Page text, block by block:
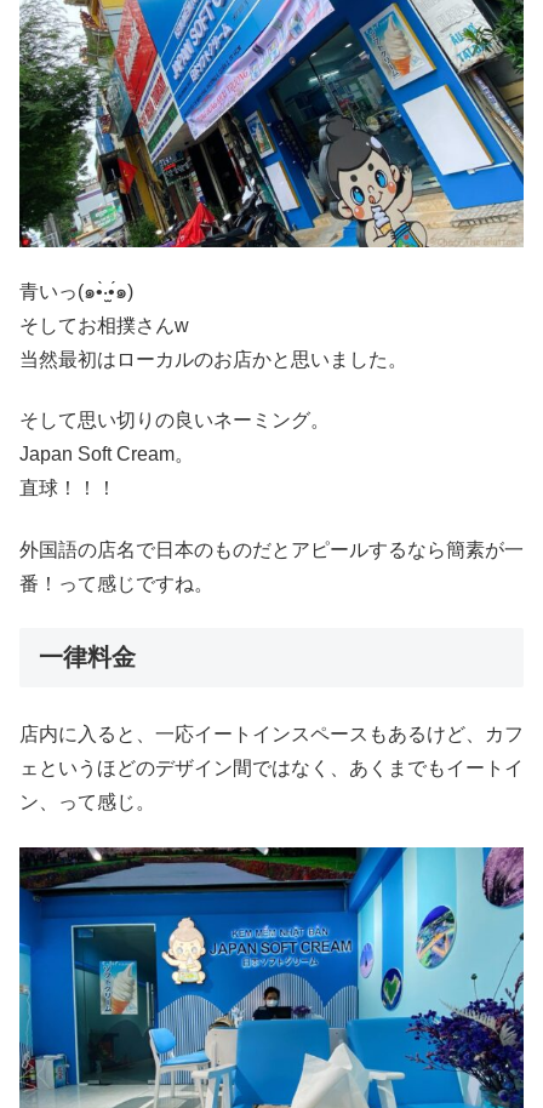
青いっ(๑•̀‧̫•́๑)
そしてお相撲さんw
当然最初はローカルのお店かと思いました。
そして思い切りの良いネーミング。
Japan Soft Cream。
直球！！！
外国語の店名で日本のものだとアピールするなら簡素が一
番！って感じですね。
一律料金
店内に入ると、一応イートインスペースもあるけど、カフ
ェというほどのデザイン間ではなく、あくまでもイートイ
ン、って感じ。